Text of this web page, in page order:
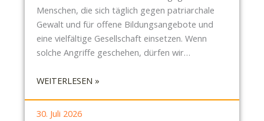
Menschen, die sich täglich gegen patriarchale
Gewalt und für offene Bildungsangebote und
eine vielfältige Gesellschaft einsetzen. Wenn
solche Angriffe geschehen, dürfen wir…
WEITERLESEN »:
30. Juli 2026